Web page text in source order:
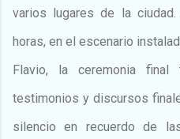
varios lugares de la
horas, en el escenario
Flavio, la ceremonia final
testimonios y discursos
silencio en recuerdo de